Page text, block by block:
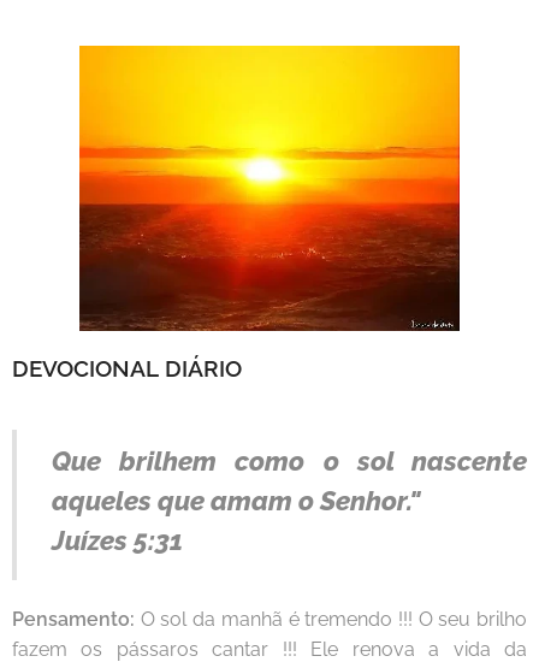
DEVOCIONAL DIÁRIO
Que brilhem como o sol nascente
aqueles que amam o Senhor."
Juízes 5:31
Pensamento: O sol da manhã é tremendo !!! O seu brilho
fazem os pássaros cantar !!! Ele renova a vida da